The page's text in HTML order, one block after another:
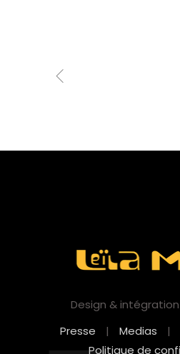
Design &
Presse
| Medias |
Politique de